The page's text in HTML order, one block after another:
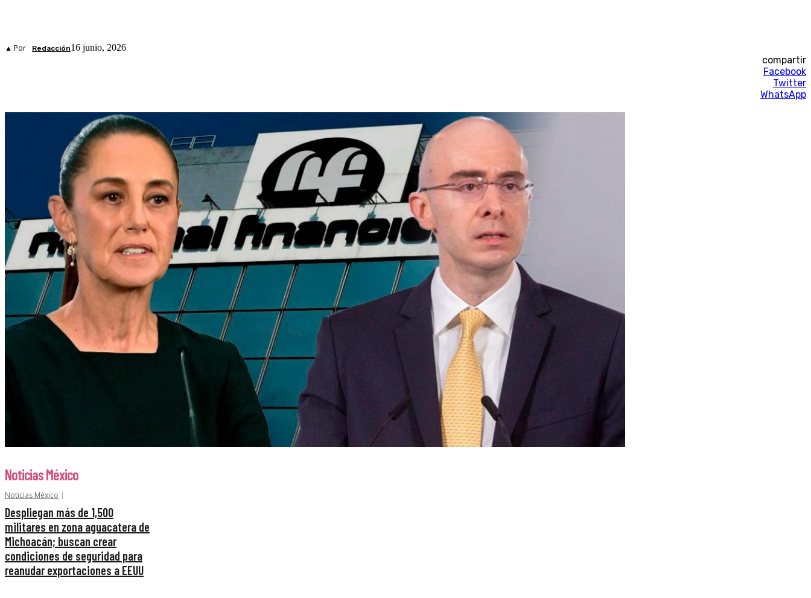
▲ Por Redacción16 junio, 2026
compartir
Facebook
Twitter
WhatsApp
Noticias México
Noticias México
Despliegan más de 1,500
militares en zona aguacatera de
Michoacán; buscan crear
condiciones de seguridad para
reanudar exportaciones a EEUU